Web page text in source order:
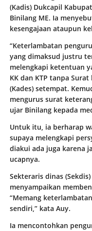
(Kadis) Dukcapil
Binilang ME. Ia
kesengajaan ataupun
“Keterlambatan
yang dimaksud justru
melengkapi ketentuan
KK dan KTP tanpa
(Kades) setempat.
mengurus surat
ujar Binilang kepada
Untuk itu, ia berharap
supaya melengkapi
diakui ada juga karena
ucapnya.
Sekteraris dinas
menyampaikan
“Memang
sendiri,” kata Auy.
Ia mencontohkan